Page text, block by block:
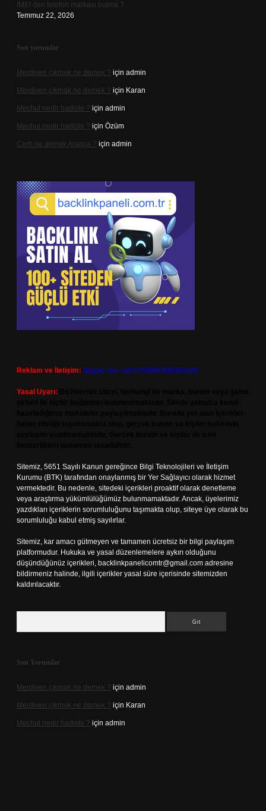
IMEI den telefon markası bulma ?
Temmuz 22, 2026
Son yorumlar
Merdiven çıkmak ne demek ? için admin
Merdiven çıkmak ne demek ? için Karan
Mechul nedir hadiste ? için admin
Mechul nedir hadiste ? için Özüm
Cerh ne demek Arapça ? için admin
Reklam ve İletişim: Skype: live:.cid.575569c608265c69
Yasal Uyarı:
Sitemiz, 5651 Sayılı Kanun gereğince Bilgi Teknolojileri ve İletişim
Kurumu (BTK) tarafından onaylanmış bir Yer Sağlayıcı olarak hizmet
vermektedir. Bu nedenle, sitedeki içerikleri proaktif olarak denetleme
veya araştırma yükümlülüğümüz bulunmamaktadır. Ancak, üyelerimiz
yazdıkları içeriklerin sorumluluğunu taşımakta olup, siteye üye olarak bu
sorumluluğu kabul etmiş sayılırlar.
Sitemiz, kar amacı gütmeyen ve tamamen ücretsiz bir bilgi paylaşım
platformudur. Hukuka ve yasal düzenlemelere aykırı olduğunu
düşündüğünüz içerikleri, backlinkpanelicomtr@gmail.com adresine
bildirmeniz halinde, ilgili içerikler yasal süre içerisinde sitemizden
kaldırılacaktır.
Son Yorumlar
Merdiven çıkmak ne demek ? için admin
Merdiven çıkmak ne demek ? için Karan
Mechul nedir hadiste ? için admin